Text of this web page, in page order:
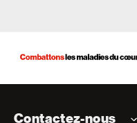
Contactez-nous